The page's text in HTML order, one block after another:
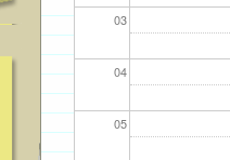
03
04
05